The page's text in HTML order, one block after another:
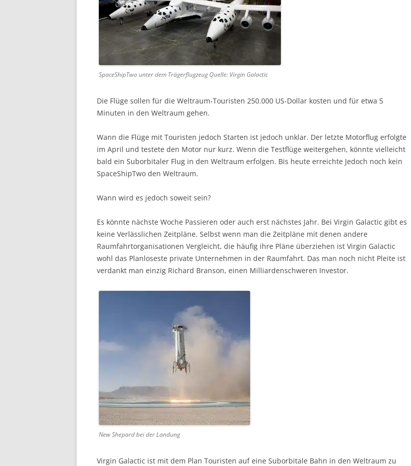
SpaceShipTwo unter dem Trägerflugzeug Quelle: Virgin Galactic
Die Flüge sollen für die Weltraum-Touristen 250.000 US-Dollar kosten und für etwa 5
Minuten in den Weltraum gehen.
Wann die Flüge mit Touristen jedoch Starten ist jedoch unklar. Der letzte Motorflug erfolgte
im April und testete den Motor nur kurz. Wenn die Testflüge weitergehen, könnte vielleicht
bald ein Suborbitaler Flug in den Weltraum erfolgen. Bis heute erreichte Jedoch noch kein
SpaceShipTwo den Weltraum.
Wann wird es jedoch soweit sein?
Es könnte nächste Woche Passieren oder auch erst nächstes Jahr. Bei Virgin Galactic gibt es
keine Verlässlichen Zeitpläne. Selbst wenn man die Zeitpläne mit denen andere
Raumfahrtorganisationen Vergleicht, die häufig ihre Pläne überziehen ist Virgin Galactic
wohl das Planloseste private Unternehmen in der Raumfahrt. Das man noch nicht Pleite ist
verdankt man einzig Richard Branson, einen Milliardenschweren Investor.
New Shepard bei der Landung
Virgin Galactic ist mit dem Plan Touristen auf eine Suborbitale Bahn in den Weltraum zu